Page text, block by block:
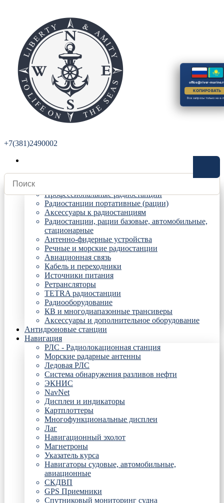
+7(381)2490002
Радиостанции
Профессиональные радиостанции
Радиостанции портативные (рации)
Аксессуары к радиостанциям
Радиостанции, рации базовые, автомобильные,
стационарные
Антенно-фидерные устройства
Речные и морские радиостанции
Авиационная связь
Кабель и переходники
Источники питания
Ретрансляторы
TETRA радиостанции
Радиооборудование
КВ и многодиапазонные трансиверы
Аксессуары и дополнительное оборудование
Антидроновые станции
Навигация
РЛС - Радиолокационная станция
Морские радарные антенны
Ледовая РЛС
Система обнаружения разливов нефти
ЭКНИС
NavNet
Дисплеи и индикаторы
Картплоттеры
Многофункциональные дисплеи
Лаг
Навигационный эхолот
Магнетроны
Указатель курса
Навигаторы судовые, автомобильные,
авиационные
СКДВП
GPS Приемники
Спутниковый мониторинг судна
office@river-
КОПИРОВАТЬ
Все запросы только на e-